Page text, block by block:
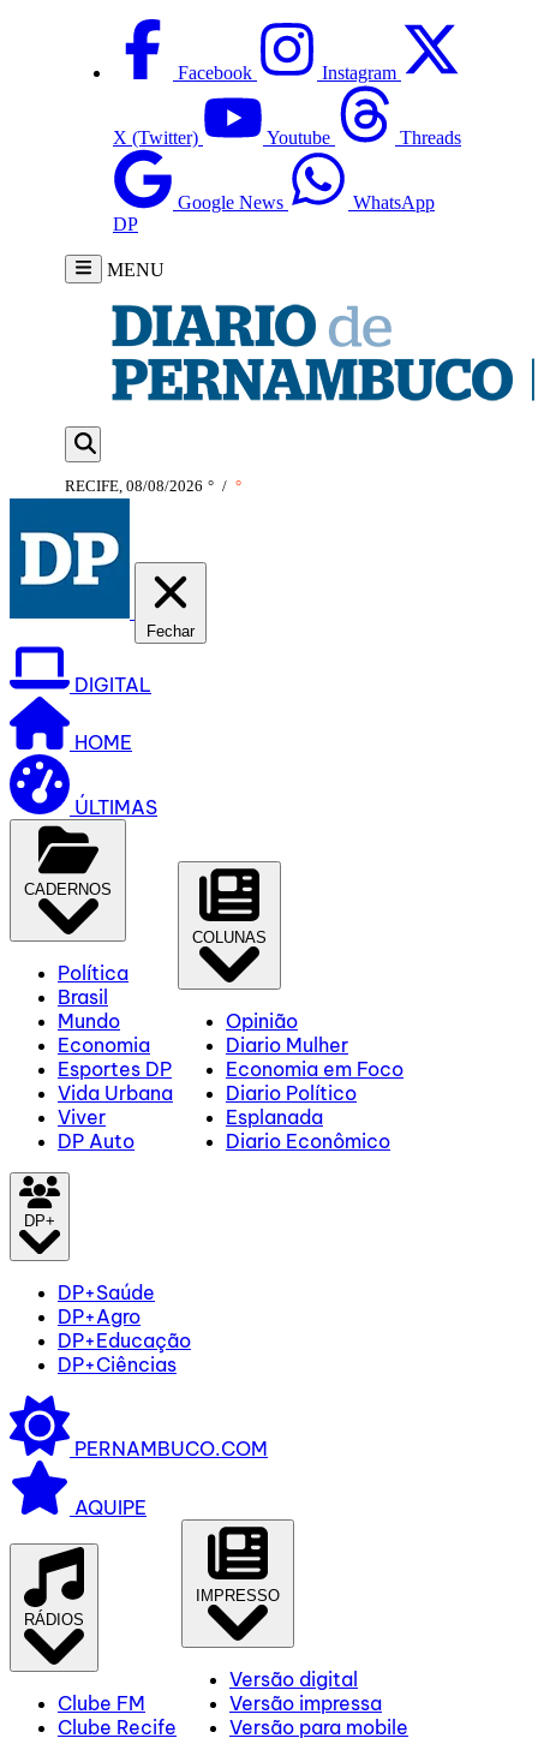
Facebook Instagram
X (Twitter) Youtube Threads
Google News
WhatsApp
DP
MENU
RECIFE, 08/08/2026 ° / °
Fechar
DIGITAL
HOME
ÚLTIMAS
CADERNOS
Política
Brasil
Mundo
Economia
Esportes DP
Vida Urbana
Viver
DP Auto
COLUNAS
Opinião
Diario Mulher
Economia em Foco
Diario Político
Esplanada
Diario Econômico
DP+
DP+Saúde
DP+Agro
DP+Educação
DP+Ciências
PERNAMBUCO.COM
AQUIPE
RÁDIOS
Clube FM
Clube Recife
IMPRESSO
Versão digital
Versão impressa
Versão para mobile